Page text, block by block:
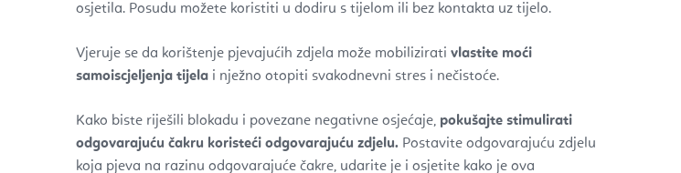
osjetila. Posudu možete koristiti u dodiru s tijelom ili bez kontakta uz tijelo.
Vjeruje se da korištenje pjevajućih zdjela može mobilizirati vlastite moći
samoiscjeljenja tijela i nježno otopiti svakodnevni stres i nečistoće.
Kako biste riješili blokadu i povezane negativne osjećaje, pokušajte stimulirati
odgovarajuću čakru koristeći odgovarajuću zdjelu. Postavite odgovarajuću zdjelu
koja pjeva na razinu odgovarajuće čakre, udarite je i osjetite kako je ova